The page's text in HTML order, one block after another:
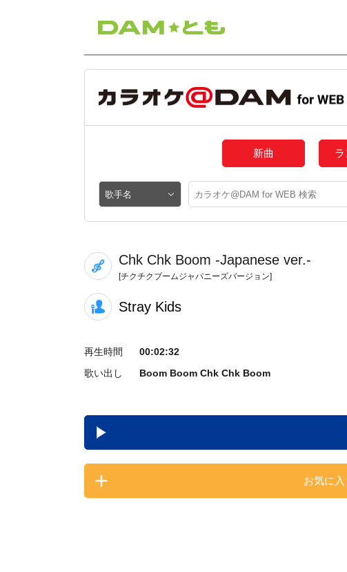
新曲
Chk Chk Boom -Japanese ver.-
[チクチクブームジャパニーズバージョン]
Stray Kids
再生時間
00:02:32
歌い出し
Boom Boom Chk Chk Boom
お気に